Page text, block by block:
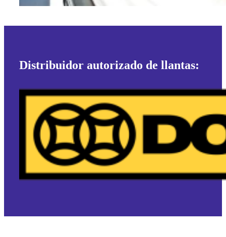
Distribuidor autorizado de llantas: